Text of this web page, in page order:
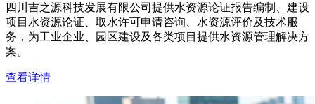
四川吉之源科技发展有限公司提供水资源论证报告编制、建设
项目水资源论证、取水许可申请咨询、水资源评价及技术服
务，为工业企业、园区建设及各类项目提供水资源管理解决方
案。
查看详情